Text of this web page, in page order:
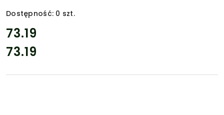
Dostępność: 0 szt.
cena:
73.19
Cena:
73.19